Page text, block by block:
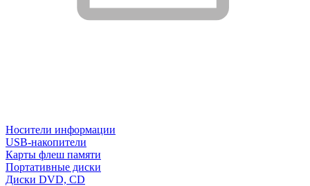
Носители информации
USB-накопители
Карты флеш памяти
Портативные диски
Диски DVD, CD